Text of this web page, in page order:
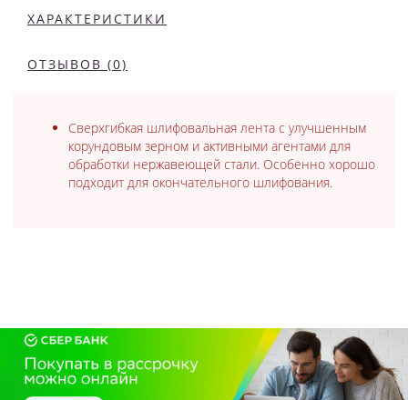
ХАРАКТЕРИСТИКИ
ОТЗЫВОВ (0)
Сверхгибкая шлифовальная лента с улучшенным
корундовым зерном и активными агентами для
обработки нержавеющей стали. Особенно хорошо
подходит для окончательного шлифования.